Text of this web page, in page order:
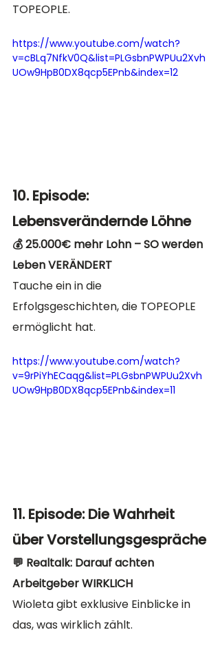
TOPEOPLE.
https://www.youtube.com/watch?
v=cBLq7NfkV0Q&list=PLGsbnPWPUu2Xvh
UOw9HpB0DX8qcp5EPnb&index=12
10. Episode:
Lebensverändernde Löhne
💰 25.000€ mehr Lohn – SO werden
Leben VERÄNDERT
Tauche ein in die
Erfolgsgeschichten, die TOPEOPLE
ermöglicht hat.
https://www.youtube.com/watch?
v=9rPiYhECaqg&list=PLGsbnPWPUu2Xvh
UOw9HpB0DX8qcp5EPnb&index=11
11. Episode: Die Wahrheit
über Vorstellungsgespräche
💬 Realtalk: Darauf achten
Arbeitgeber WIRKLICH
Wioleta gibt exklusive Einblicke in
das, was wirklich zählt.